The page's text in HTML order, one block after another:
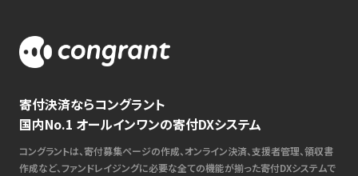
寄付決済ならコングラント
国内No.1 オールインワンの寄付DXシステム
コングラントは、寄付募集ページの作成、オンライン決済、支援者管理、領収書
作成など、ファンドレイジングに必要な全ての機能が揃った寄付DXシステムで